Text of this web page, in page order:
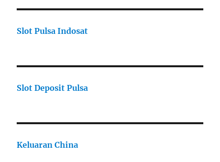
Slot Pulsa Indosat
Slot Deposit Pulsa
Keluaran China